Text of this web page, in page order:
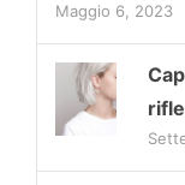
Maggio 6, 2023